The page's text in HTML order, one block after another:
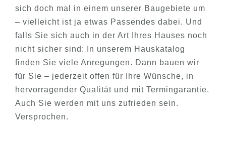
sich doch mal in einem unserer Baugebiete um
– vielleicht ist ja etwas Passendes dabei. Und
falls Sie sich auch in der Art Ihres Hauses noch
nicht sicher sind: In unserem Hauskatalog
finden Sie viele Anregungen. Dann bauen wir
für Sie – jederzeit offen für Ihre Wünsche, in
hervorragender Qualität und mit Termingarantie.
Auch Sie werden mit uns zufrieden sein.
Versprochen.